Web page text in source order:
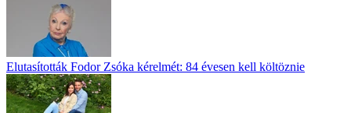
Elutasították Fodor Zsóka kérelmét: 84 évesen kell költöznie